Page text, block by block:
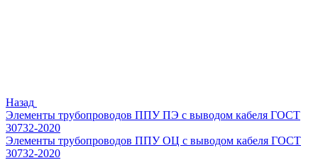
Назад
Элементы трубопроводов ППУ ПЭ с выводом кабеля ГОСТ
30732-2020
Элементы трубопроводов ППУ ОЦ с выводом кабеля ГОСТ
30732-2020